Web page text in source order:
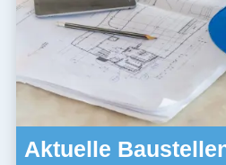
Aktuelle